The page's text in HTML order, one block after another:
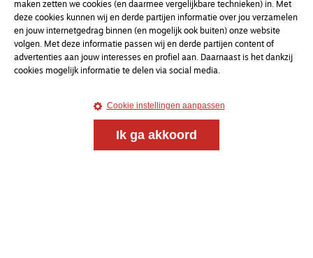
Magazine Onderweg
Kvk-nummer 33277063
NL46 INGB 0117 5827 86
info@onderwegonline.nl
maken zetten we cookies (en daarmee vergelijkbare technieken) in. Met
deze cookies kunnen wij en derde partijen informatie over jou verzamelen
en jouw internetgedrag binnen (en mogelijk ook buiten) onze website
volgen. Met deze informatie passen wij en derde partijen content of
advertenties aan jouw interesses en profiel aan. Daarnaast is het dankzij
cookies mogelijk informatie te delen via social media.
Cookie instellingen aanpassen
Ik ga akkoord